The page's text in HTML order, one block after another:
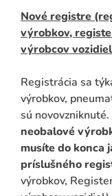
Nové registre
výrobkov,
výrobcov
Registrácia sa
výrobkov,
sú novovzniknuté.
neobalové
musíte do konca
príslušného
výrobkov,